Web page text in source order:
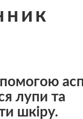
лупи та
шкіру.